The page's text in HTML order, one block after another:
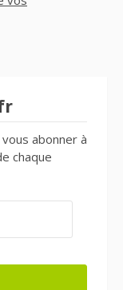
abonner à
chaque